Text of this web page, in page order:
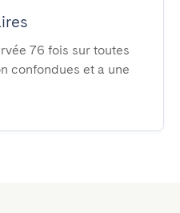
76 fois sur toutes
confondues et a une